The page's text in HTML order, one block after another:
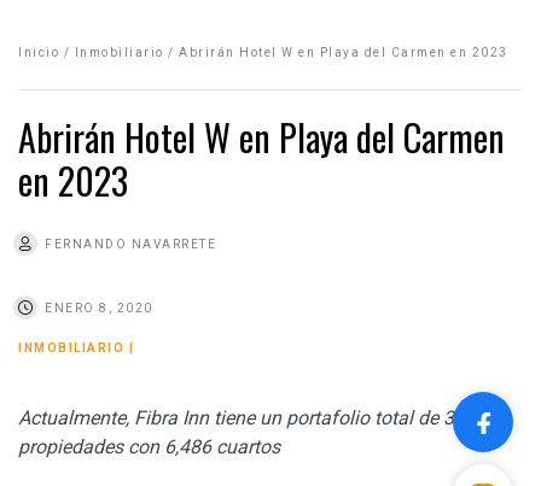
Inicio / Inmobiliario / Abrirán Hotel W en Playa del Carmen en 2023
Abrirán Hotel W en Playa del Carmen
en 2023
FERNANDO NAVARRETE
ENERO 8, 2020
INMOBILIARIO
Actualmente, Fibra Inn tiene un portafolio total de 39
propiedades con 6,486 cuartos